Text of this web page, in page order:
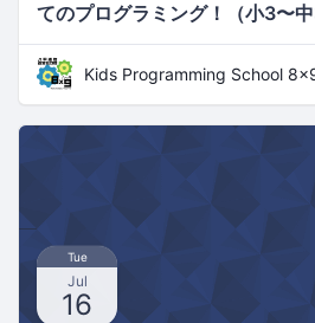
てのプログラミング！（小3〜中
Tue
Jul
16